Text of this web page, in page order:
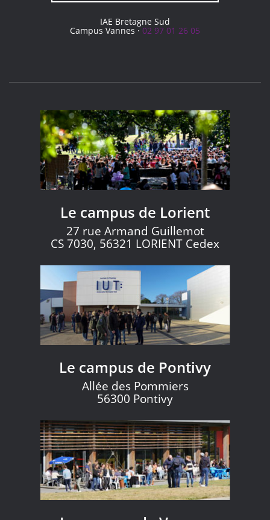
IAE Bretagne Sud
Campus Vannes · 02 97 01 26 05
Le campus de Lorient
27 rue Armand Guillemot
CS 7030, 56321 LORIENT Cedex
Le campus de Pontivy
Allée des Pommiers
56300 Pontivy